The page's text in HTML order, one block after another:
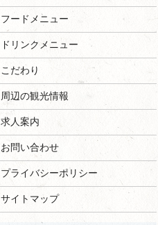
フードメニュー
ドリンクメニュー
こだわり
周辺の観光情報
求人案内
お問い合わせ
プライバシーポリシー
サイトマップ